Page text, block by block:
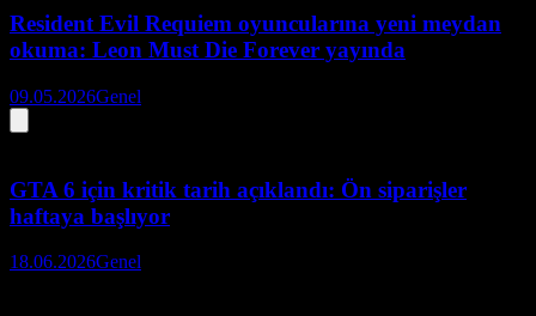
Resident Evil Requiem oyuncularına yeni meydan
okuma: Leon Must Die Forever yayında
09.05.2026Genel
GTA 6 için kritik tarih açıklandı: Ön siparişler
haftaya başlıyor
18.06.2026Genel